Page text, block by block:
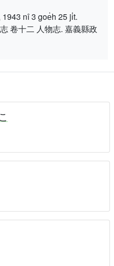
nî 3 goe̍h 25 ji̍t.
卷十二 人物志. 嘉義縣政